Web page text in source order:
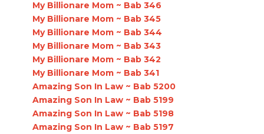
My Billionare Mom ~ Bab 346
My Billionare Mom ~ Bab 345
My Billionare Mom ~ Bab 344
My Billionare Mom ~ Bab 343
My Billionare Mom ~ Bab 342
My Billionare Mom ~ Bab 341
Amazing Son In Law ~ Bab 5200
Amazing Son In Law ~ Bab 5199
Amazing Son In Law ~ Bab 5198
Amazing Son In Law ~ Bab 5197